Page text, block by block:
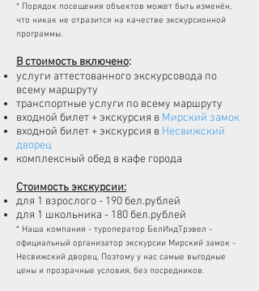
* Порядок посещения объектов может быть изменён,
что никак не отразится на качестве экскурсионной
программы.
В стоимость включено:
услуги аттестованного экскурсовода по
всему маршруту
транспортные услуги по всему маршруту
входной билет + экскурсия в Мирский замок
входной билет + экскурсия в Несвижский
дворец
комплексный обед в кафе города
Стоимость экскурсии:
для 1 взрослого- 190 бел.рублей
для 1 школьника - 180 бел.рублей
* Наша компания - туроператор БелИндТрэвел -
официальный организатор экскурсии Мирский замок -
Несвижский дворец. Поэтому у нас самые выгодные
цены и прозрачные условия, без посредников.